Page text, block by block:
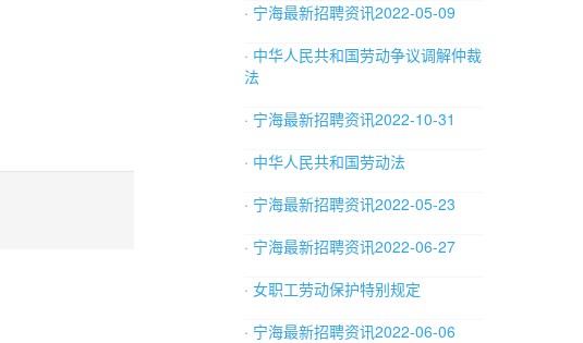
· 宁海最新招聘资讯2022-05-09
· 中华人民共和国劳动争议调解仲裁
法
· 宁海最新招聘资讯2022-10-31
· 中华人民共和国劳动法
· 宁海最新招聘资讯2022-05-23
· 宁海最新招聘资讯2022-06-27
· 女职工劳动保护特别规定
· 宁海最新招聘资讯2022-06-06